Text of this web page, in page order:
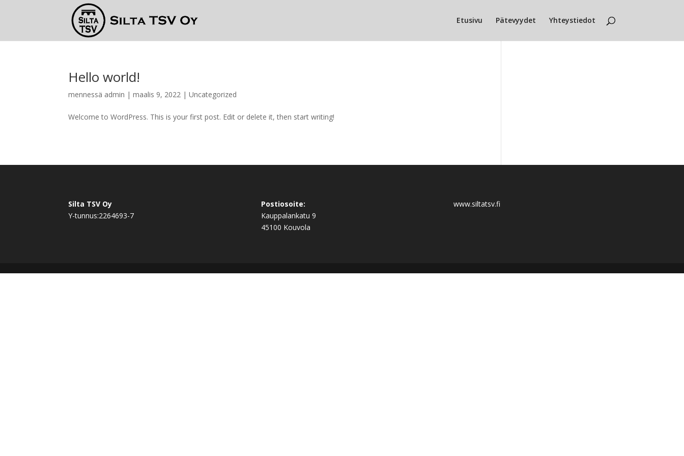
Etusivu Pätevyydet Yhteystiedot
Hello world!
mennessä admin |maalis 9, 2022 |Uncategorized
Welcome to WordPress. This is your first post. Edit or delete it, then start writing!
Silta TSV Oy
Y-tunnus:2264693-7
Postiosoite:
Kauppalankatu 9
45100 Kouvola
www.siltatsv.fi